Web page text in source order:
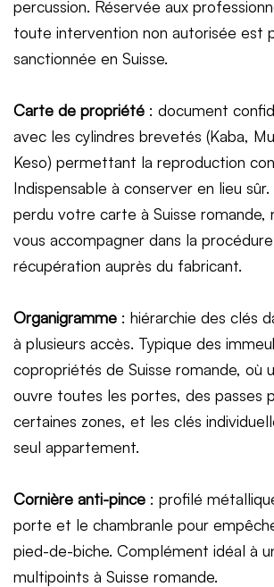
percussion. Réservée aux
toute intervention non autorisée est
sanctionnée en Suisse.
Carte de propriété : document
avec les cylindres brevetés (Kaba,
Keso) permettant la reproduction
Indispensable à conserver en lieu sûr.
perdu votre carte à Suisse romande,
vous accompagner dans la
récupération auprès du fabricant.
Organigramme : hiérarchie des clés
à plusieurs accès. Typique des
copropriétés de Suisse romande, où
ouvre toutes les portes, des passes
certaines zones, et les clés
seul appartement.
Cornière anti-pince : profilé
porte et le chambranle pour
pied-de-biche. Complément idéal à
multipoints à Suisse romande.